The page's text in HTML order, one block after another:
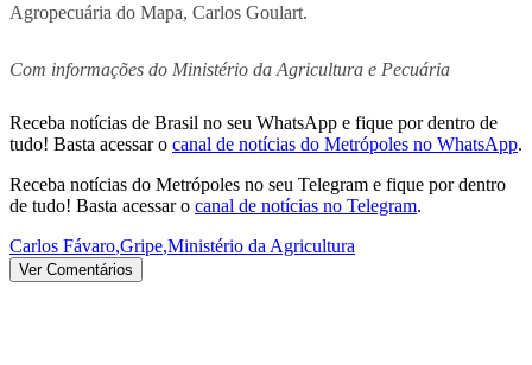
Agropecuária do Mapa, Carlos Goulart.
Com informações do Ministério da Agricultura e Pecuária
Receba notícias de Brasil no seu WhatsApp e fique por dentro de
tudo! Basta acessar o canal de notícias do Metrópoles no WhatsApp.
Receba notícias do Metrópoles no seu Telegram e fique por dentro
de tudo! Basta acessar o canal de notícias no Telegram.
Carlos Fávaro,Gripe,Ministério da Agricultura
Ver Comentários